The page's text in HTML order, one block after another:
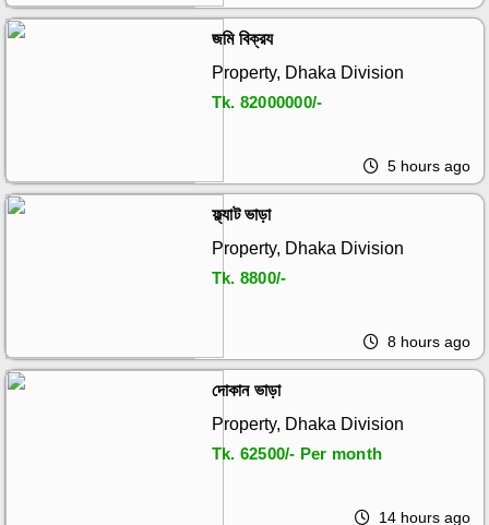
জমি বিক্রয
Property, Dhaka Division
Tk. 82000000/-
5 hours ago
ফ্ল্যাট ভাড়া
Property, Dhaka Division
Tk. 8800/-
8 hours ago
দোকান ভাড়া
Property, Dhaka Division
Tk. 62500/- Per month
14 hours ago